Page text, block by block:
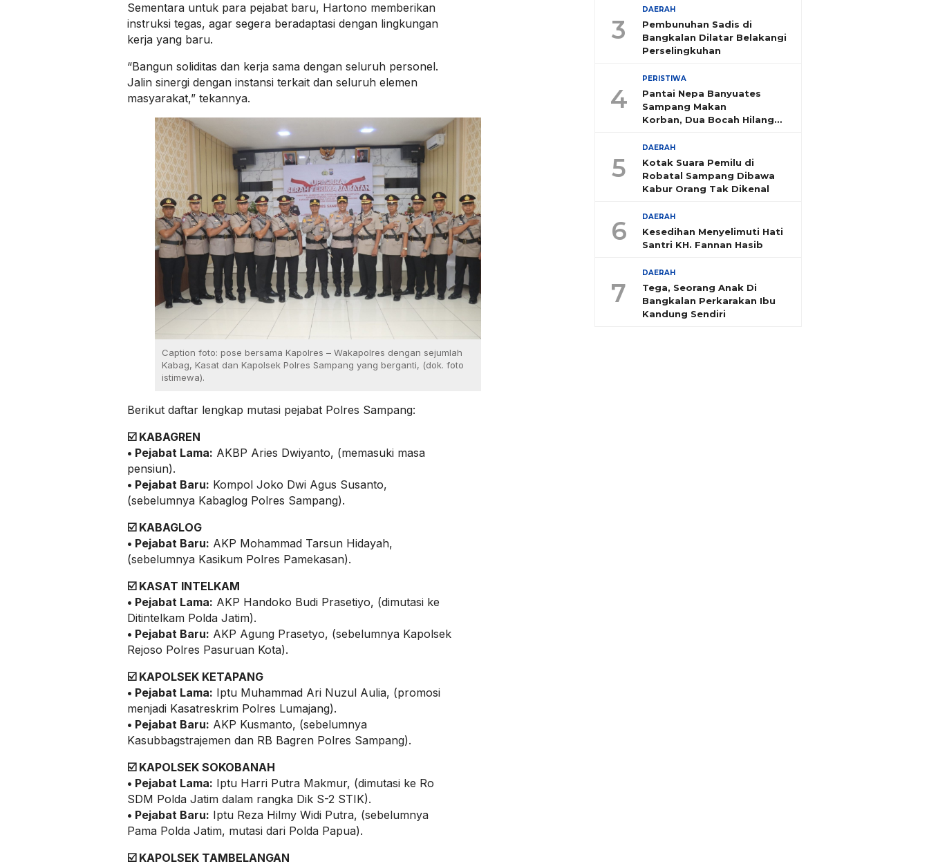
Sementara untuk para pejabat baru, Hartono memberikan
instruksi tegas, agar segera beradaptasi dengan lingkungan
kerja yang baru.
“Bangun soliditas dan kerja sama dengan seluruh personel.
Jalin sinergi dengan instansi terkait dan seluruh elemen
masyarakat,” tekannya.
Caption foto: pose bersama Kapolres – Wakapolres dengan sejumlah
Kabag, Kasat dan Kapolsek Polres Sampang yang berganti, (dok. foto
istimewa).
Berikut daftar lengkap mutasi pejabat Polres Sampang:
☑️ KABAGREN
• Pejabat Lama: AKBP Aries Dwiyanto, (memasuki masa
pensiun).
• Pejabat Baru: Kompol Joko Dwi Agus Susanto,
(sebelumnya Kabaglog Polres Sampang).
☑️ KABAGLOG
• Pejabat Baru: AKP Mohammad Tarsun Hidayah,
(sebelumnya Kasikum Polres Pamekasan).
☑️ KASAT INTELKAM
• Pejabat Lama: AKP Handoko Budi Prasetiyo, (dimutasi ke
Ditintelkam Polda Jatim).
• Pejabat Baru: AKP Agung Prasetyo, (sebelumnya Kapolsek
Rejoso Polres Pasuruan Kota).
☑️KAPOLSEK KETAPANG
• Pejabat Lama: Iptu Muhammad Ari Nuzul Aulia, (promosi
menjadi Kasatreskrim Polres Lumajang).
• Pejabat Baru: AKP Kusmanto, (sebelumnya
Kasubbagstrajemen dan RB Bagren Polres Sampang).
☑️ KAPOLSEK SOKOBANAH
• Pejabat Lama: Iptu Harri Putra Makmur, (dimutasi ke Ro
SDM Polda Jatim dalam rangka Dik S-2 STIK).
• Pejabat Baru: Iptu Reza Hilmy Widi Putra, (sebelumnya
Pama Polda Jatim, mutasi dari Polda Papua).
☑️ KAPOLSEK TAMBELANGAN
3
DAERAH
Pembunuhan Sadis di
Bangkalan Dilatar Belakangi
Perselingkuhan
4
PERISTIWA
Pantai Nepa Banyuates
Sampang Makan
Korban, Dua Bocah Hilang
5
DAERAH
Kotak Suara Pemilu di
Robatal Sampang Dibawa
Kabur Orang Tak Dikenal
6 DAERAH
Kesedihan Menyelimuti Hati
Santri KH. Fannan Hasib
7
DAERAH
Tega, Seorang Anak Di
Bangkalan Perkarakan Ibu
Kandung Sendiri